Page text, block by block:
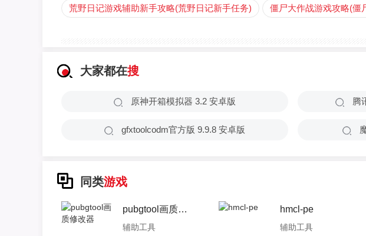
荒野日记游戏辅助新手攻略(荒野日记新手任务) 僵尸大作战游戏攻略(僵
大家都在搜
原神开箱模拟器 3.2 安卓版 腾
gfxtoolcodm官方版 9.9.8 安卓版
同类游戏
pubgtool画质修改器
辅助工具
hmcl-pe
辅助工具